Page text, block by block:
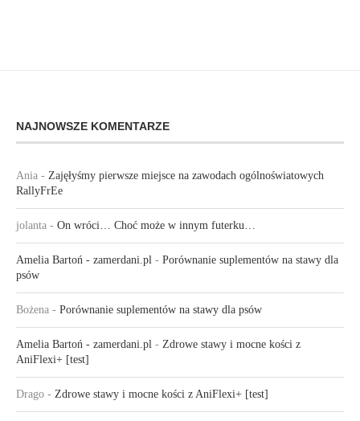
NAJNOWSZE KOMENTARZE
Ania - Zajęłyśmy pierwsze miejsce na zawodach ogólnoświatowych
RallyFrEe
jolanta - On wróci… Choć może w innym futerku…
Amelia Bartoń - zamerdani.pl - Porównanie suplementów na stawy dla
psów
Bożena - Porównanie suplementów na stawy dla psów
Amelia Bartoń - zamerdani.pl - Zdrowe stawy i mocne kości z
AniFlexi+ [test]
Drago - Zdrowe stawy i mocne kości z AniFlexi+ [test]